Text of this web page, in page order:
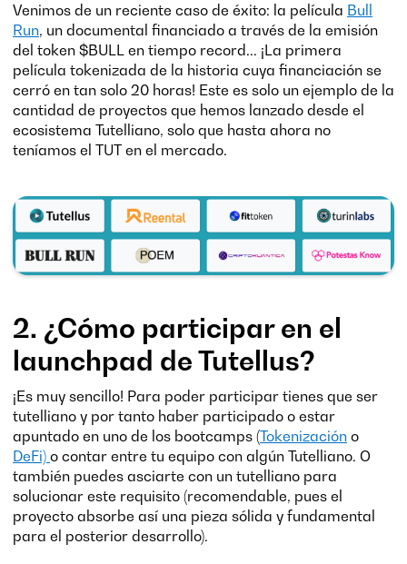
Venimos de un reciente caso de éxito: la película Bull
Run, un documental financiado a través de la emisión
del token $BULL en tiempo record... ¡La primera
película tokenizada de la historia cuya financiación se
cerró en tan solo 20 horas! Este es solo un ejemplo de la
cantidad de proyectos que hemos lanzado desde el
ecosistema Tutelliano, solo que hasta ahora no
teníamos el TUT en el mercado.
2. ¿Cómo participar en el
launchpad de Tutellus?
¡Es muy sencillo! Para poder participar tienes que ser
tutelliano y por tanto haber participado o estar
apuntado en uno de los bootcamps (Tokenización o
DeFi) o contar entre tu equipo con algún Tutelliano. O
también puedes asciarte con un tutelliano para
solucionar este requisito (recomendable, pues el
proyecto absorbe así una pieza sólida y fundamental
para el posterior desarrollo).